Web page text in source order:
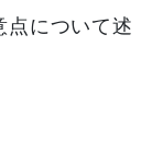
点について述